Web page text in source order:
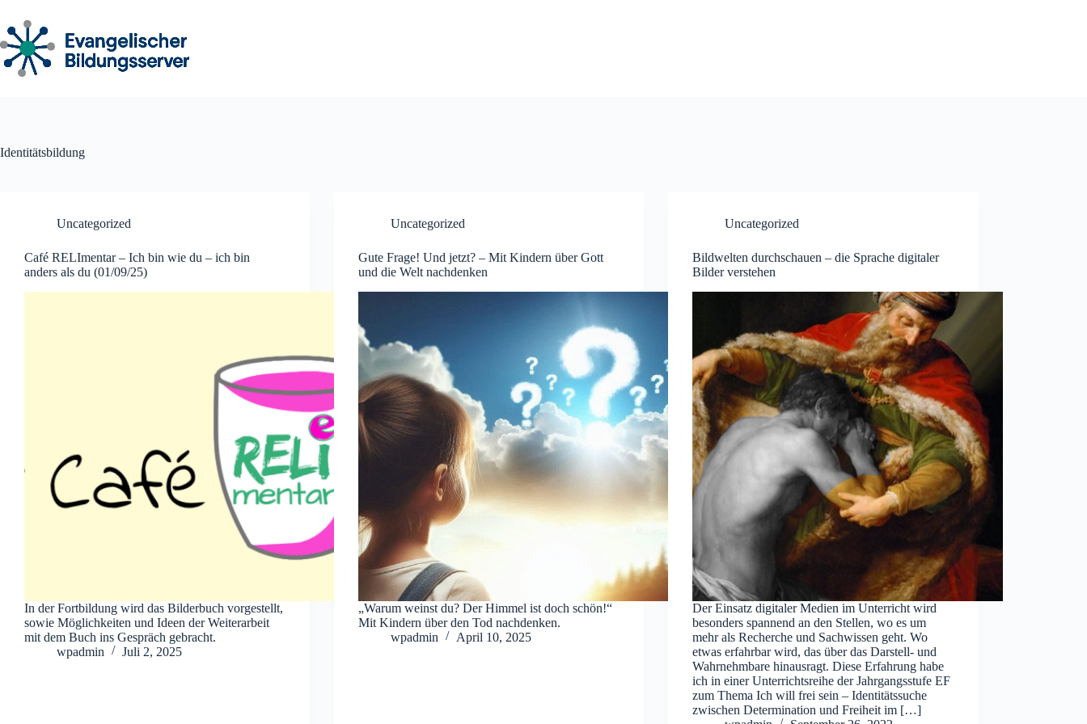
Inhalt
springen
Identitätsbildung
Uncategorized
Café RELImentar – Ich bin wie du – ich bin
anders als du (01/09/25)
In der Fortbildung wird das Bilderbuch vorgestellt,
sowie Möglichkeiten und Ideen der Weiterarbeit
mit dem Buch ins Gespräch gebracht.
wpadmin
Juli 2, 2025
Uncategorized
Gute Frage! Und jetzt? – Mit Kindern über Gott
und die Welt nachdenken
„Warum weinst du? Der Himmel ist doch schön!“
Mit Kindern über den Tod nachdenken.
wpadmin
April 10, 2025
Uncategorized
Bildwelten durchschauen – die Sprache digitaler
Bilder verstehen
Der Einsatz digitaler Medien im Unterricht wird
besonders spannend an den Stellen, wo es um
mehr als Recherche und Sachwissen geht. Wo
etwas erfahrbar wird, das über das Darstell- und
Wahrnehmbare hinausragt. Diese Erfahrung habe
ich in einer Unterrichtsreihe der Jahrgangsstufe EF
zum Thema Ich will frei sein – Identitätssuche
zwischen Determination und Freiheit im […]